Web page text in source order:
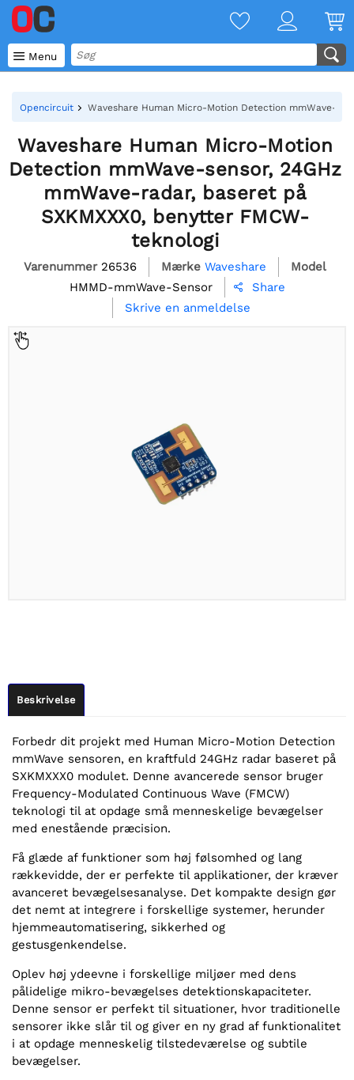
 Menu
Opencircuit Waveshare Human Micro-Motion Detection mmWave-
Waveshare Human Micro-Motion
Detection mmWave-sensor, 24GHz
mmWave-radar, baseret på
SXKMXXX0, benytter FMCW-
teknologi
Varenummer 26536 Mærke Waveshare
Model
HMMD-mmWave-Sensor

Share
Skrive en anmeldelse
Beskrivelse
Forbedr dit projekt med Human Micro-Motion Detection
mmWave sensoren, en kraftfuld 24GHz radar baseret på
SXKMXXX0 modulet. Denne avancerede sensor bruger
Frequency-Modulated Continuous Wave (FMCW)
teknologi til at opdage små menneskelige bevægelser
med enestående præcision.
Få glæde af funktioner som høj følsomhed og lang
rækkevidde, der er perfekte til applikationer, der kræver
avanceret bevægelsesanalyse. Det kompakte design gør
det nemt at integrere i forskellige systemer, herunder
hjemmeautomatisering, sikkerhed og
gestusgenkendelse.
Oplev høj ydeevne i forskellige miljøer med dens
pålidelige mikro-bevægelses detektionskapaciteter.
Denne sensor er perfekt til situationer, hvor traditionelle
sensorer ikke slår til og giver en ny grad af funktionalitet
i at opdage menneskelig tilstedeværelse og subtile
bevægelser.